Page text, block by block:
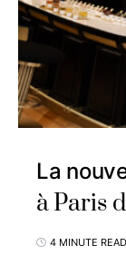
La
à Paris
4 MINUTE READ